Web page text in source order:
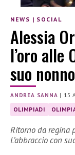
NEWS | SOCIAL
Alessia
l’oro alle
suo
ANDREA SANNA | 15
OLIMPIADI
Ritorno da regina
L’abbraccio con